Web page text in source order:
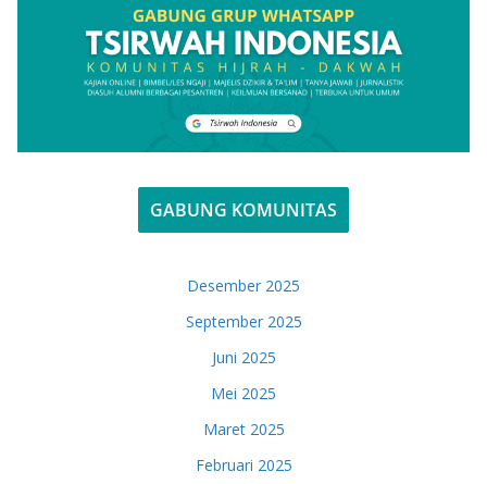
GABUNG KOMUNITAS
Desember 2025
September 2025
Juni 2025
Mei 2025
Maret 2025
Februari 2025